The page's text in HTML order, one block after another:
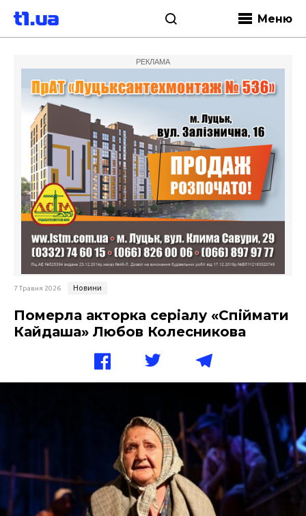
Меню
РЕКЛАМА
7 Травня 2026 Новини
Померла акторка серіалу «Спіймати
Кайдаша» Любов Колесникова